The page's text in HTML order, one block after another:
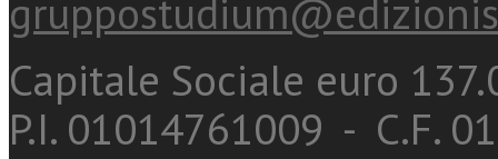
Capitale Sociale euro
P.I. 01014761009 - C.F.